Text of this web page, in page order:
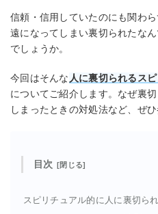
信頼・信用していたのにも関わ
遠になってしまい裏切られたな
でしょうか。
今回はそんな 人に裏切られるス
についてご紹介します。なぜ裏
しまったときの対処法など、ぜ
目次
スピリチュアル的に人に裏切ら